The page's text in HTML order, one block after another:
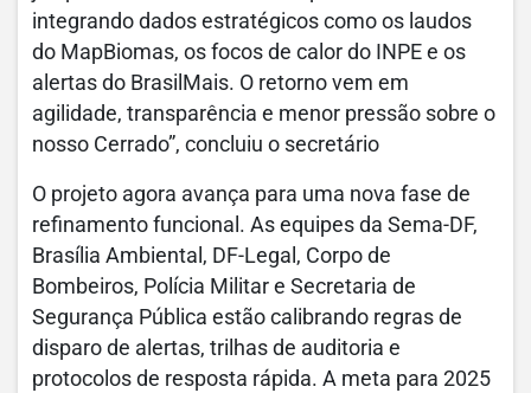
integrando dados estratégicos como os laudos
do MapBiomas, os focos de calor do INPE e os
alertas do BrasilMais. O retorno vem em
agilidade, transparência e menor pressão sobre o
nosso Cerrado”, concluiu o secretário
O projeto agora avança para uma nova fase de
refinamento funcional. As equipes da Sema-DF,
Brasília Ambiental, DF-Legal, Corpo de
Bombeiros, Polícia Militar e Secretaria de
Segurança Pública estão calibrando regras de
disparo de alertas, trilhas de auditoria e
protocolos de resposta rápida. A meta para 2025